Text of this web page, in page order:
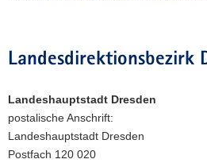
Landesdirektionsbezirk
Landeshauptstadt Dresden
postalische Anschrift:
Landeshauptstadt Dresden
Postfach 120 020